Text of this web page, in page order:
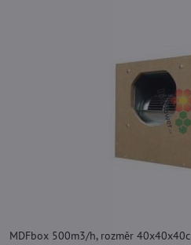
MDFbox 500m3/h, rozměr